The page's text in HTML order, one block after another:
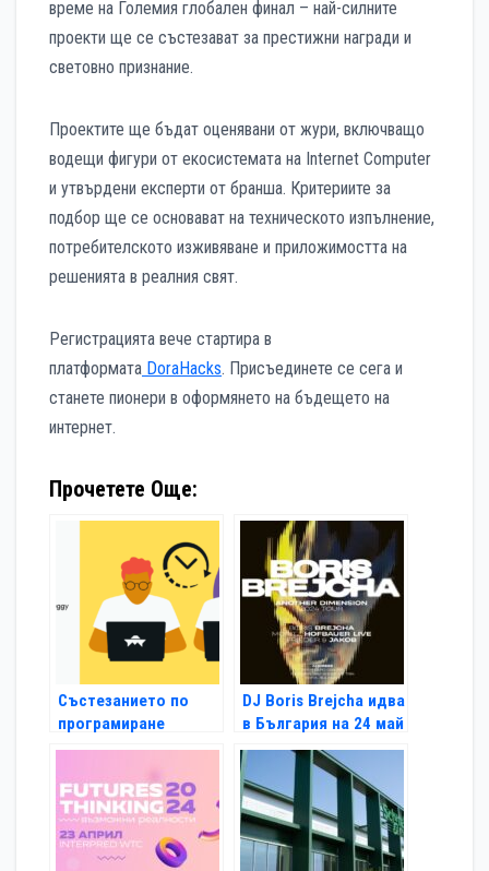
време на Големия глобален финал – най-силните
проекти ще се състезават за престижни награди и
световно признание.
Проектите ще бъдат оценявани от жури, включващо
водещи фигури от екосистемата на Internet Computer
и утвърдени експерти от бранша. Критериите за
подбор ще се основават на техническото изпълнение,
потребителското изживяване и приложимостта на
решенията в реалния свят.
Регистрацията вече стартира в
платформата DoraHacks. Присъединете се сега и
станете пионери в оформянето на бъдещето на
интернет.
Прочетете Още:
Състезанието по
програмиране
DataArt Proggy-Buggy
октомври
DJ Boris Brejcha идва
в България на 24 май